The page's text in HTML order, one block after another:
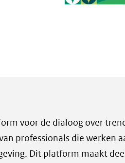
voor de dialoog over
professionals die werken
Dit platform maakt